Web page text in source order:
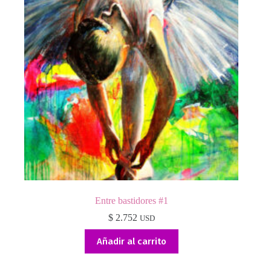
Entre bastidores #1
$2.752 USD
Añadir al carrito